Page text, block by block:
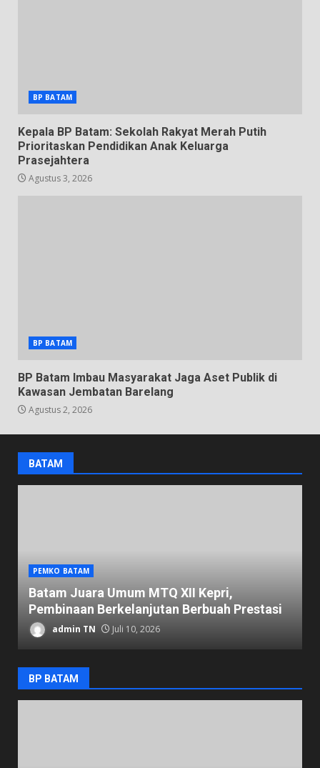
BP BATAM
Kepala BP Batam: Sekolah Rakyat Merah Putih
Prioritaskan Pendidikan Anak Keluarga
Prasejahtera
Agustus 3, 2026
BP BATAM
BP Batam Imbau Masyarakat Jaga Aset Publik di
Kawasan Jembatan Barelang
Agustus 2, 2026
BATAM
PEMKO BATAM
Batam Juara Umum MTQ XII Kepri,
Pembinaan Berkelanjutan Berbuah Prestasi
admin TN Juli 10, 2026
BP BATAM